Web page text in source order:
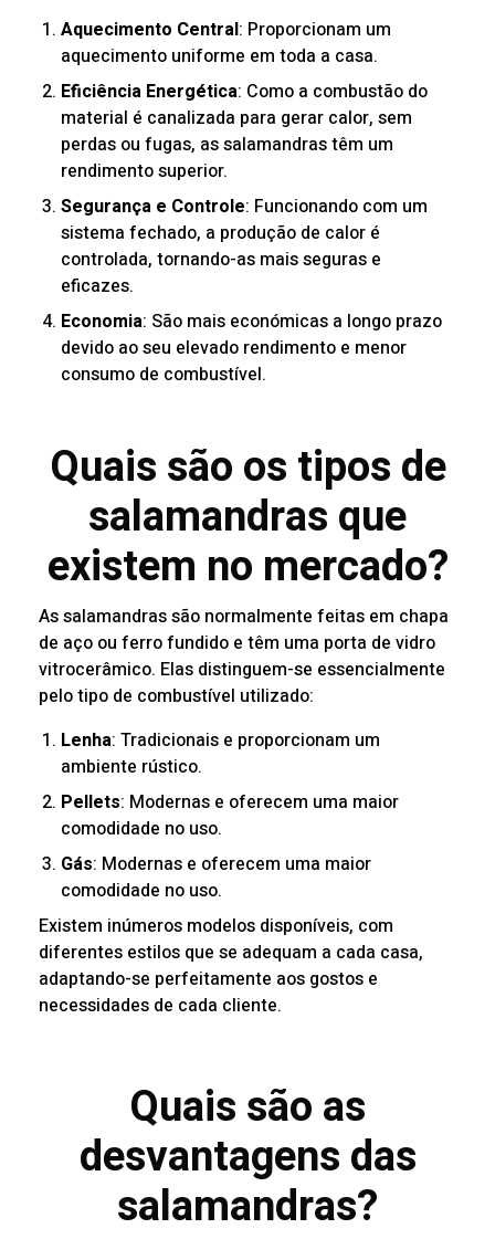
Aquecimento Central: Proporcionam um
aquecimento uniforme em toda a casa.
Eficiência Energética: Como a combustão do
material é canalizada para gerar calor, sem
perdas ou fugas, as salamandras têm um
rendimento superior.
Segurança e Controle: Funcionando com um
sistema fechado, a produção de calor é
controlada, tornando-as mais seguras e
eficazes.
Economia: São mais económicas a longo prazo
devido ao seu elevado rendimento e menor
consumo de combustível.
Quais são os tipos de
salamandras que
existem no mercado?
As salamandras são normalmente feitas em chapa
de aço ou ferro fundido e têm uma porta de vidro
vitrocerâmico. Elas distinguem-se essencialmente
pelo tipo de combustível utilizado:
Lenha: Tradicionais e proporcionam um
ambiente rústico.
Pellets: Modernas e oferecem uma maior
comodidade no uso.
Gás: Modernas e oferecem uma maior
comodidade no uso.
Existem inúmeros modelos disponíveis, com
diferentes estilos que se adequam a cada casa,
adaptando-se perfeitamente aos gostos e
necessidades de cada cliente.
Quais são as
desvantagens das
salamandras?